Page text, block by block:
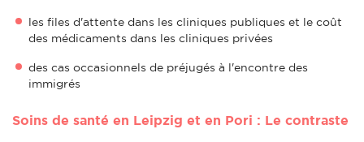
les files d'attente dans les cliniques publiques et le coût
des médicaments dans les cliniques privées
des cas occasionnels de préjugés à l'encontre des
immigrés
Soins de santé en Leipzig et en Pori : Le contraste